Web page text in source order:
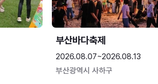
부산바다축제
2026.08.07~2026.08.13
부산광역시 사하구